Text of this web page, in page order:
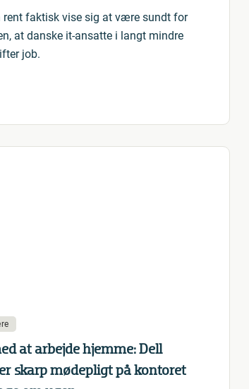
rent faktisk vise sig at være sundt for
at danske it-ansatte i langt mindre
job.
at arbejde hjemme: Dell
skarp mødepligt på kontoret